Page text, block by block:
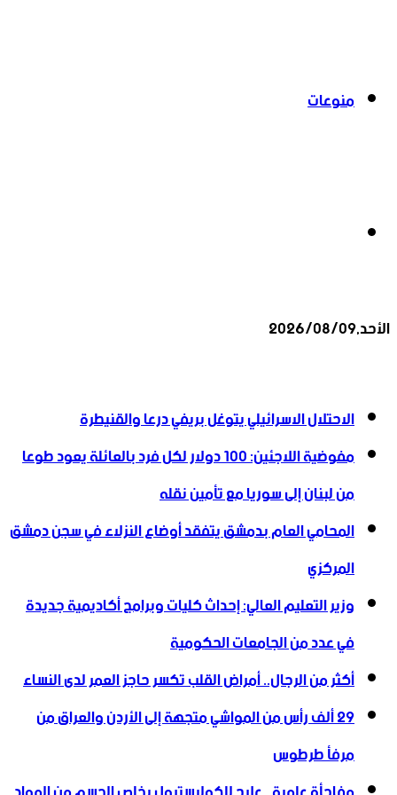
منوعات
الأحد,2026/08/09
الاحتلال الاسرائيلي يتوغل بريفي درعا والقنيطرة
مفوضية اللاجئين: 100 دولار لكل فرد بالعائلة يعود طوعا
من لبنان إلى سوريا مع تأمين نقله
المحامي العام بدمشق يتفقد أوضاع النزلاء في سجن دمشق
المركزي
وزير التعليم العالي: إحداث كليات وبرامج أكاديمية جديدة
في عدد من الجامعات الحكومية
أكثر من الرجال.. أمراض القلب تكسر حاجز العمر لدى النساء
29 ألف رأس من المواشي متجهة إلى الأردن ‏والعراق من
مرفأ طرطوس